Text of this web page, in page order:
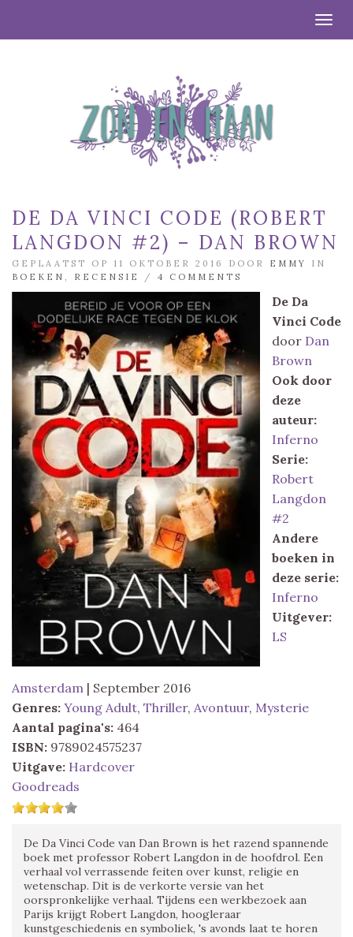
DE DA VINCI CODE (ROBERT
LANGDON #2) – DAN BROWN
GEPLAATST OP 11 OKTOBER 2016 DOOR EMMY
IN
BOEKEN
RECENSIE / 4 COMMENTS
De Da
Vinci Code
door Dan
Brown
Ook door
deze
auteur:
Inferno
Serie:
Robert
Langdon
#2
Andere
boeken in
deze serie:
Inferno
Uitgever:
LS
Amsterdam | September 2016
Genres: Young Adult, Thriller, Avontuur, Mysterie
Aantal pagina's: 464
ISBN: 9789024575237
Uitgave: Hardcover
Goodreads
De Da Vinci Code van Dan Brown is het razend spannende
boek met professor Robert Langdon in de hoofdrol. Een
verhaal vol verrassende feiten over kunst, religie en
wetenschap. Dit is de verkorte versie van het
oorspronkelijke verhaal. Tijdens een werkbezoek aan
Parijs krijgt Robert Langdon, hoogleraar
kunstgeschiedenis en symboliek, 's avonds laat te horen